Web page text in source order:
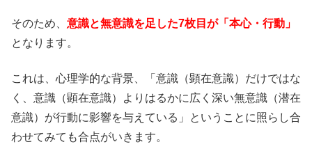
そのため、 意識と無意識を足した7枚目が「本心・行動」
となります。
これは、心理学的な背景、「意識（顕在意識）だけではな
く、意識（顕在意識）よりはるかに広く深い無意識（潜在
意識）が行動に影響を与えている」ということに照らし合
わせてみても合点がいきます。